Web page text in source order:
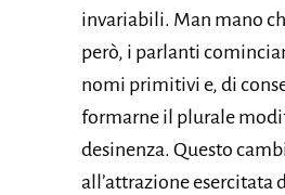
invariabili. Man mano
però, i parlanti
nomi primitivi e, di
formarne il plurale
desinenza. Questo
all’attrazione esercitata